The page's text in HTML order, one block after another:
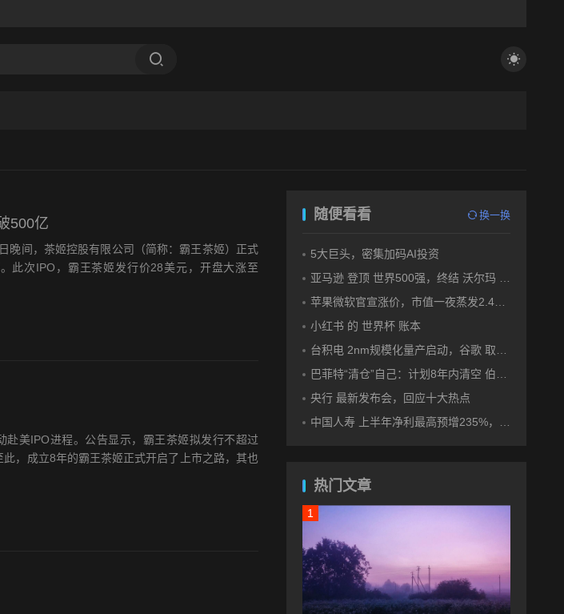
500亿
晚间，茶姬控股有限公司（简称：霸王茶姬）正式
此次IPO，霸王茶姬发行价28美元，开盘大涨至
美IPO进程。公告显示，霸王茶姬拟发行不超过
，成立8年的霸王茶姬正式开启了上市之路，其也
随便看看 换一换
5大巨头，密集加码AI投资
亚马逊 登顶 世界500强，终结 沃尔玛 连续12年领跑纪录
苹果微软官宣涨价，市值一夜蒸发2.4万亿
小红书 的 世界杯 账本
台积电 2nm规模化量产启动，谷歌 取代苹果成首发客户
巴菲特“清仓”自己：计划8年内清空 伯克希尔 全部持股
央行 最新发布会，回应十大热点
中国人寿 上半年净利最高预增235%，刷新纪录
热门文章